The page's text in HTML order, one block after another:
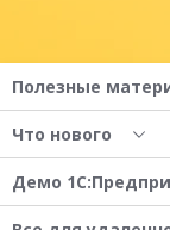
Полезные
Что нового
Демо